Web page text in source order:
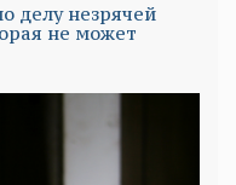
делу незрячей
не может